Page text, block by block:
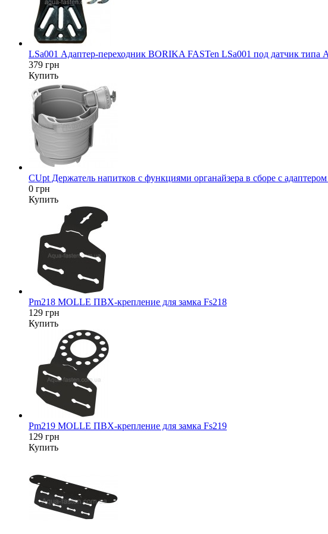
LSa001 Адаптер-переходник BORIKA FASTen LSa001 под датчик типа
379 грн
Купить
CUpt Держатель напитков с функциями органайзера в сборе с
0 грн
Купить
Pm218 MOLLE ПВХ-крепление для замка Fs218
129 грн
Купить
Pm219 MOLLE ПВХ-крепление для замка Fs219
129 грн
Купить